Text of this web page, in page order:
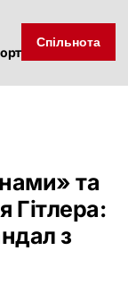
Спільнота
та
Гітлера:
з